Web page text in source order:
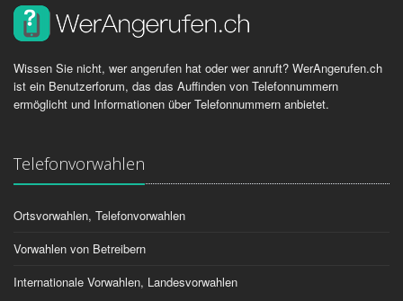
Wissen Sie nicht, wer angerufen hat oder wer anruft? WerAngerufen.ch
ist ein Benutzerforum, das das Auffinden von Telefonnummern
ermöglicht und Informationen über Telefonnummern anbietet.
Telefonvorwahlen
Ortsvorwahlen, Telefonvorwahlen
Vorwahlen von Betreibern
Internationale Vorwahlen, Landesvorwahlen